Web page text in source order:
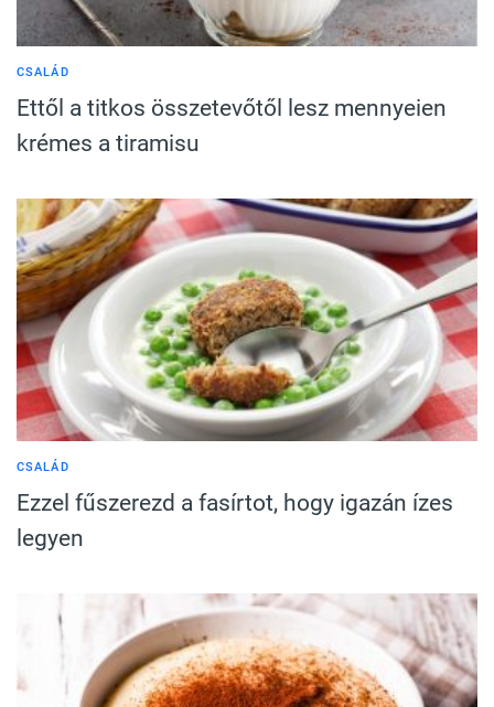
CSALÁD
Ettől a titkos összetevőtől lesz mennyeien
krémes a tiramisu
CSALÁD
Ezzel fűszerezd a fasírtot, hogy igazán ízes
legyen